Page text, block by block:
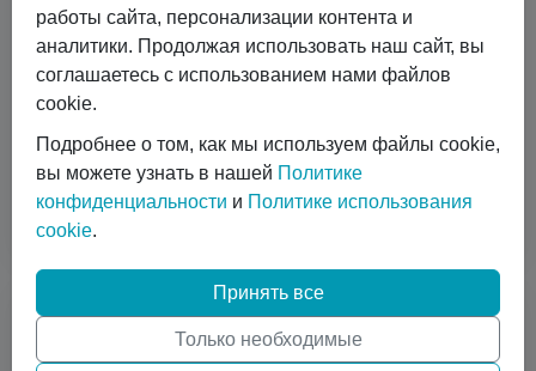
Если вы являетесь поставщиком газов и хотите снабдить
своих клиентов актуальным оборудованием (а,
возможно, заполучить новых клиентов), тогда для вас
работы сайта, персонализации контента и
аналитики. Продолжая использовать наш сайт, вы
соглашаетесь с использованием нами файлов
cookie.
Подробнее о том, как мы используем файлы cookie,
вы можете узнать в нашей Политике
конфиденциальности и Политике использования
cookie.
Принять все
Только необходимые